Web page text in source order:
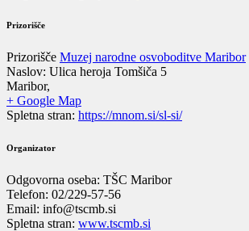
Prizorišče
Prizorišče Muzej narodne osvoboditve Maribor
Naslov: Ulica heroja Tomšiča 5
Maribor,
+ Google Map
Spletna stran: https://mnom.si/sl-si/
Organizator
Odgovorna oseba: TŠC Maribor
Telefon: 02/229-57-56
Email: info@tscmb.si
Spletna stran: www.tscmb.si